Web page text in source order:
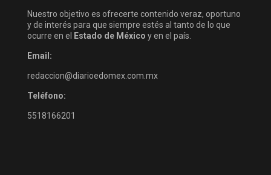
Nuestro objetivo es ofrecerte contenido veraz, oportuno
y de interés para que siempre estés al tanto de lo que
ocurre en el
Estado de México y en el país.
Email:
redaccion@diarioedomex.com.mx
Teléfono:
5518166201